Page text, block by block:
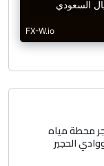
محطة مياه
الحجير